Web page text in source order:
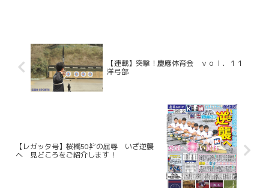
【連載】突撃！慶應体育会 ｖｏｌ．１１
洋弓部
【レガッタ号】桜橋50㌢の屈辱 いざ逆襲
へ 見どころをご紹介します！